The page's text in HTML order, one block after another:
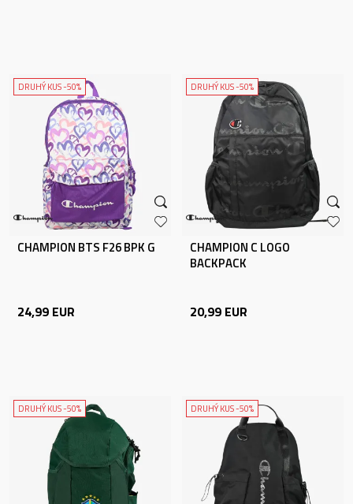
DRUHÝ KUS -50%
CHAMPION BTS F26 BPK G
24,99 EUR
DRUHÝ KUS -50%
CHAMPION C LOGO
BACKPACK
20,99 EUR
DRUHÝ KUS -50% DRUHÝ KUS -50%